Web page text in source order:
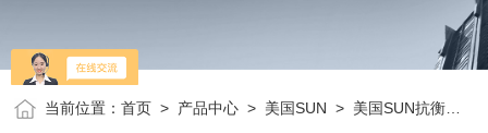
当前位置：首页 > 产品中心 > 美国SUN > 美国SUN抗衡阀